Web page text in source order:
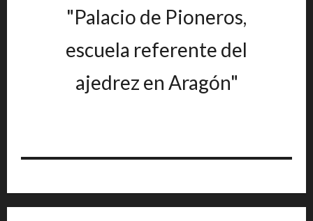
"Palacio de Pioneros,
escuela referente del
ajedrez en Aragón"